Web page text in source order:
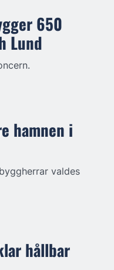
650
Lund
hamnen i
valdes
hållbar